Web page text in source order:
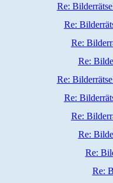
Re:
Re:
Re:
Re:
Re:
Re:
Re:
Re:
Re:
Re: